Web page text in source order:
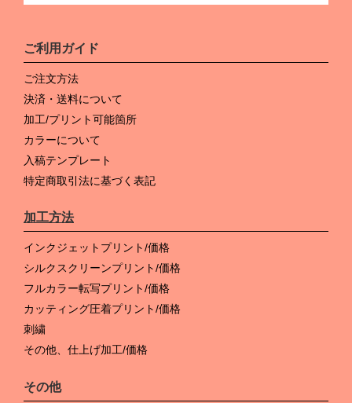
ご利用ガイド
ご注文方法
決済・送料について
加工/プリント可能箇所
カラーについて
入稿テンプレート
特定商取引法に基づく表記
加工方法
インクジェットプリント/価格
シルクスクリーンプリント/価格
フルカラー転写プリント/価格
カッティング圧着プリント/価格
刺繍
その他、仕上げ加工/価格
その他